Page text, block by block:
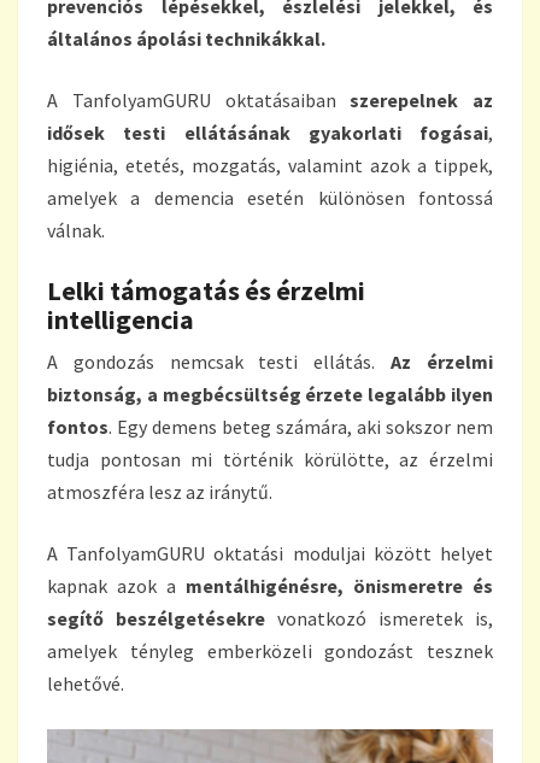
prevenciós lépésekkel, észlelési jelekkel, és
általános ápolási technikákkal.
A TanfolyamGURU oktatásaibanszerepelnek az
idősek testi ellátásának gyakorlati fogásai,
higiénia, etetés, mozgatás, valamint azok a tippek,
amelyek a demencia esetén különösen fontossá
válnak.
Lelki támogatás és érzelmi
intelligencia
A gondozás nemcsak testi ellátás.Az érzelmi
biztonság, a megbécsültség érzete legalább ilyen
fontos. Egy demens beteg számára, aki sokszor nem
tudja pontosan mi történik körülötte, az érzelmi
atmoszféra lesz az iránytű.
A TanfolyamGURU oktatási moduljai között helyet
kapnak azok a mentálhigénésre, önismeretre és
segítő beszélgetésekre vonatkozó ismeretek is,
amelyek tényleg emberközeli gondozást tesznek
lehetővé.